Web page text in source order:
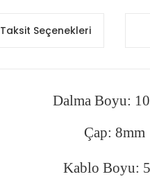
Taksit Seçenekleri
Dalma Boyu:
Çap: 8mm
Kablo Boyu: